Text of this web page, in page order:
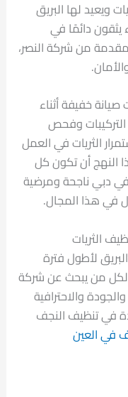
ويعيد لها البريق
يثقون دائمًا في
من شركة النصر،
خفيفة أثناء
التركيبات وفحص
الثريات في العمل
النهج أن تكون كل
دبي ناجحة ومرضية
في هذا المجال.
الثريات
لأطول فترة
لكل من يبحث عن شركة
والاحترافية
في تنظيف النجف
في العين